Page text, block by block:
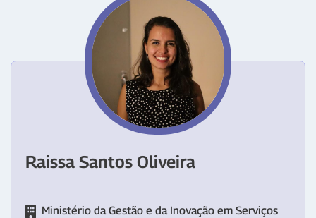
Raissa Santos Oliveira
Ministério da Gestão e da Inovação em Serviços